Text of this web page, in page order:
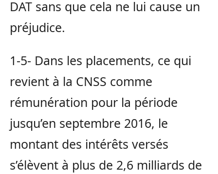
DAT sans que cela ne lui cause un
préjudice.
1-5- Dans les placements, ce qui
revient à la CNSS comme
rémunération pour la période
jusqu’en septembre 2016, le
montant des intérêts versés
s’élèvent à plus de 2,6 milliards de